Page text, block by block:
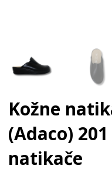
Kožne
(Adaco)
natikače